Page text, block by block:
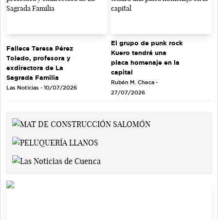
Fallece Teresa Pérez
Toledo, profesora y
exdirectora de La
Sagrada Familia
Las Noticias - 10/07/2026
El grupo de punk rock
Kuero tendrá una
placa homenaje en la
capital
Rubén M. Checa -
27/07/2026